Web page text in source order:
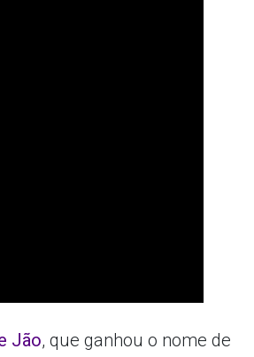
Jão, que ganhou o nome de